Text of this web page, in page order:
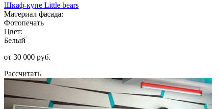
Шкаф-купе Little bears
Материал фасада:
Фотопечать
Цвет:
Белый
от 30 000 руб.
Рассчитать